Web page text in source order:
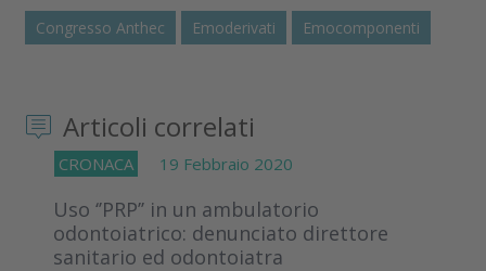
Congresso Anthec Emoderivati Emocomponenti
Articoli correlati
CRONACA 19 Febbraio 2020
Uso ‘’PRP’’ in un ambulatorio
odontoiatrico: denunciato direttore
sanitario ed odontoiatra